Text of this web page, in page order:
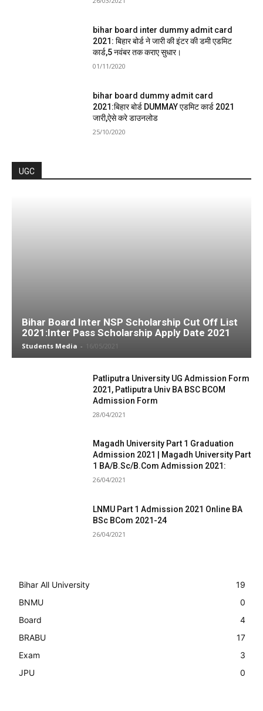
bihar board inter dummy admit card
2021: बिहार बोर्ड ने जारी की इंटर की डमी एडमिट
कार्ड,5 नवंबर तक कराए सुधार।
01/11/2020
bihar board dummy admit card
2021:बिहार बोर्ड DUMMAY एडमिट कार्ड 2021
जारी,ऐसे करे डाउनलोड
25/10/2020
UGC
Bihar Board Inter NSP Scholarship Cut Off List
2021:Inter Pass Scholarship Apply Date 2021
Students Media - 16/05/2021
Patliputra University UG Admission Form
2021, Patliputra Univ BA BSC BCOM
Admission Form
28/04/2021
Magadh University Part 1 Graduation
Admission 2021 | Magadh University Part
1 BA/B.Sc/B.Com Admission 2021:
26/04/2021
LNMU Part 1 Admission 2021 Online BA
BSc BCom 2021-24
26/04/2021
Bihar All University
19
BNMU
0
Board
4
BRABU
17
Exam
3
JPU
0